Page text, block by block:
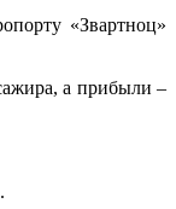
«Звартноц»
а прибыли –